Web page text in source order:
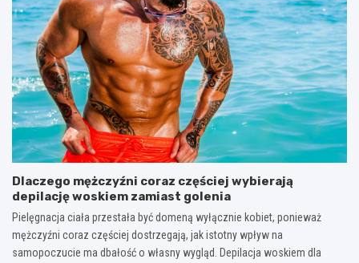
Dlaczego mężczyźni coraz częściej wybierają
depilację woskiem zamiast golenia
Pielęgnacja ciała przestała być domeną wyłącznie kobiet, ponieważ
mężczyźni coraz częściej dostrzegają, jak istotny wpływ na
samopoczucie ma dbałość o własny wygląd. Depilacja woskiem dla